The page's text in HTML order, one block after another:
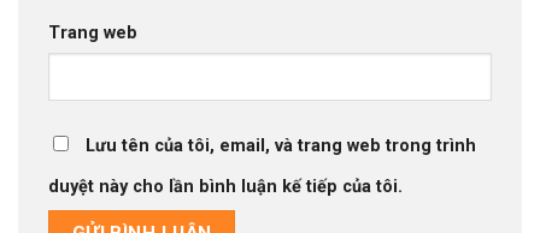
Trang web
Lưu tên của tôi, email, và trang web trong trình
duyệt này cho lần bình luận kế tiếp của tôi.